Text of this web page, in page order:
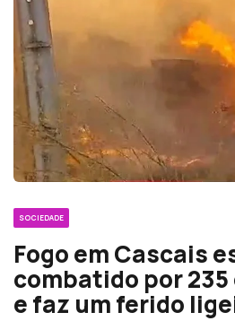
SOCIEDADE
Fogo em Cascais
combatido por
e faz um ferido